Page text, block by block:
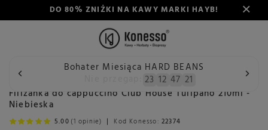
DO 80% ZNIŻKI NA KAWY MARKI HAYB!
Bohater Miesiąca HARD BEANS
23 12 47 20
Wstecz Konesso Akcesoria Rodzaj Porcelana i szkło
Filiżanka do cappuccino Club House Tulipano 210ml -
Niebieska
5.00 (1 opinie) Kod Konesso: 22374